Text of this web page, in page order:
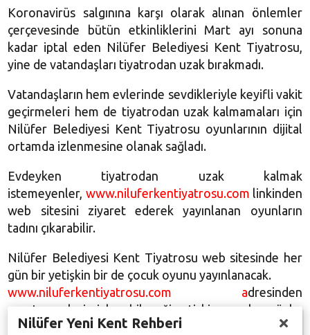
Koronavirüs salgınına karşı olarak alınan önlemler
çerçevesinde bütün etkinliklerini Mart ayı sonuna
kadar iptal eden Nilüfer Belediyesi Kent Tiyatrosu,
yine de vatandaşları tiyatrodan uzak bırakmadı.
Vatandaşların hem evlerinde sevdikleriyle keyifli vakit
geçirmeleri hem de tiyatrodan uzak kalmamaları için
Nilüfer Belediyesi Kent Tiyatrosu oyunlarının dijital
ortamda izlenmesine olanak sağladı.
Evdeyken tiyatrodan uzak kalmak
istemeyenler, www.niluferkentiyatrosu.com linkinden
web sitesini ziyaret ederek yayınlanan oyunların
tadını çıkarabilir.
Nilüfer Belediyesi Kent Tiyatrosu web sitesinde her
gün bir yetişkin bir de çocuk oyunu yayınlanacak.
www.niluferkentiyatrosu.com
adresinden
sanatseverlerin izleyebileceği yetişkin oyunları şöyle:
Kanlı Düğün, Romeo&Juliet, İki Efendinin Uşağı,
Nilüfer Yeni Kent Rehberi